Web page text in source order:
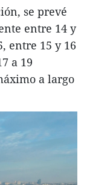
se prevé
entre 14 y
entre 15 y 16
a 19
a largo